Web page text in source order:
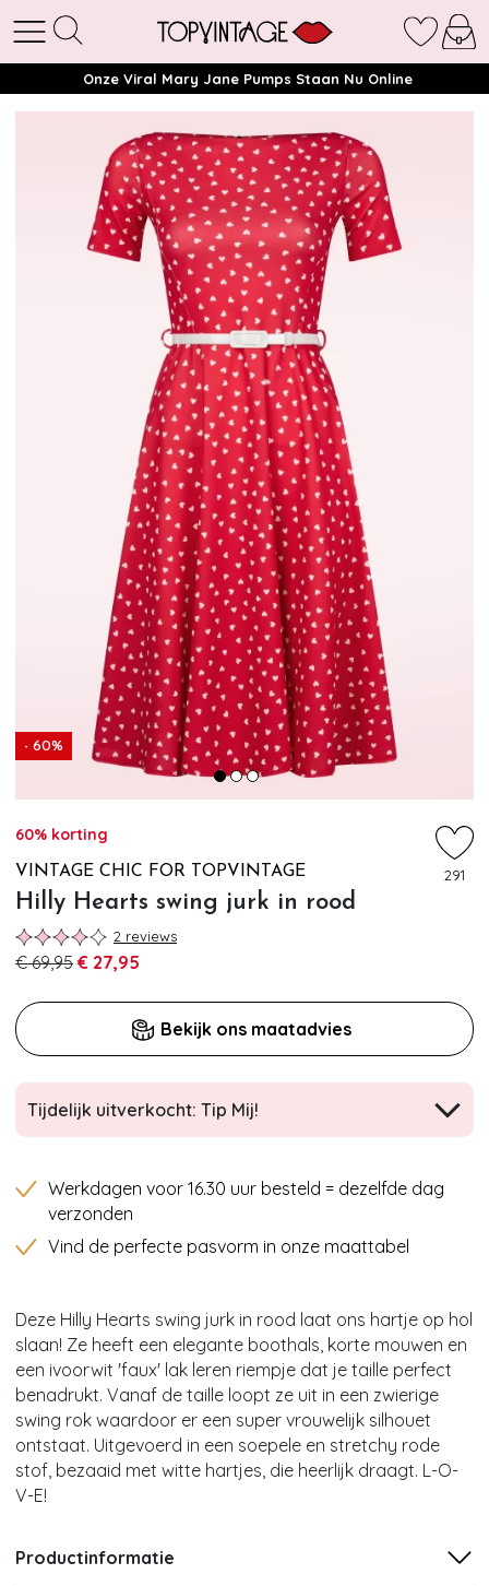
Onze Viral Mary Jane Pumps Staan Nu Online
- 60%
60% korting
VINTAGE CHIC FOR TOPVINTAGE
Hilly Hearts swing jurk in rood
291
2 reviews
€ 69,95 € 27,95
Bekijk ons maatadvies
Tijdelijk uitverkocht: Tip Mij!
Werkdagen voor 16.30 uur besteld = dezelfde dag
verzonden
Vind de perfecte pasvorm in onze maattabel
Deze Hilly Hearts swing jurk in rood laat ons hartje op hol
slaan! Ze heeft een elegante boothals, korte mouwen en
een ivoorwit 'faux' lak leren riempje dat je taille perfect
benadrukt. Vanaf de taille loopt ze uit in een zwierige
swing rok waardoor er een super vrouwelijk silhouet
ontstaat. Uitgevoerd in een soepele en stretchy rode
stof, bezaaid met witte hartjes, die heerlijk draagt. L-O-
V-E!
Productinformatie